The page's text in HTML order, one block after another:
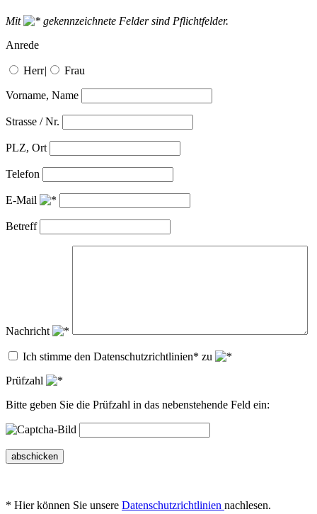
Mit
gekennzeichnete Felder sind Pflichtfelder.
Anrede
Herr| Frau
Vorname, Name
Strasse / Nr.
PLZ, Ort
Telefon
E-Mail
Betreff
Nachricht
Ich stimme den Datenschutzrichtlinien* zu
Prüfzahl
Bitte geben Sie die Prüfzahl in das nebenstehende Feld ein:
abschicken
* Hier können Sie unsere Datenschutzrichtlinien nachlesen.